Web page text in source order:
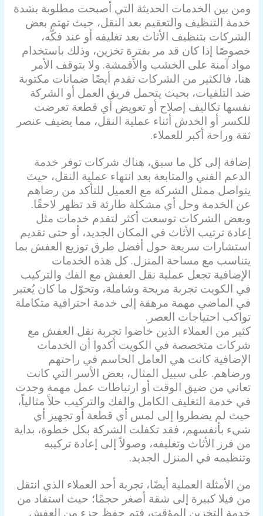
ومن بين الخدمات الحديثة التي أصبحت مطلوبة بشدة
خدمة التنظيف والتعقيم بعد النقل، حيث تهتم بعض
الشركات بتنظيف الأثاث بعد تغليفه أو عند فكّه،
خصوصًا إذا كان قد مر بفترة تخزين، وذلك باستخدام
مواد آمنة على الخشب والأقمشة. ولا يتوقف الأمر
هنا، فالكثير من الشركات تقدم أيضًا ضمانات مكتوبة
ضد التلفيات، بحيث يتحمل فريق العمل أو الشركة
نفسها تكاليف إصلاح أو تعويض أي قطعة تعرضت
للكسر أو الخدش أثناء عملية النقل، مما يضيف عنصر
ثقة وراحة أكبر للعملاء.
إضافة إلى كل ما سبق، هناك شركات توفر خدمة
الدعم الفني والمتابعة بعد انتهاء عملية النقل، حيث
يتواصل ممثل الشركة مع العميل للتأكد من رضاهم
عن الخدمة وحل أي مشكلة طارئة قد تظهر لاحقًا.
وبعض الشركات توسعت أكثر لتقدم خدمات مثل
إعادة ترتيب الأثاث في المكان الجديد، أو حتى تقديم
استشارات سريعة حول أفضل طرق توزيع العفش بما
يتناسب مع مساحة المنزل. كل هذه الخدمات
الإضافية تجعل عملية نقل العفش مع الفك والتركيب
في الكويت تجربة مريحة وشاملة، وتحوّل ما كان يُعتبر
في الماضي مهمة مرهقة إلى خدمة احترافية متكاملة
تواكب احتياجات العصر.
كثير من العملاء الذين خاضوا تجربة نقل العفش مع
شركات متخصصة في الكويت أكدوا أن الخدمات
الإضافية كانت هي العامل الحاسم في راحتهم
ورضاهم. على سبيل المثال، بعض الأسر التي كانت
تعاني من ضيق الوقت أو ارتباطات عمل مهمة وجدت
في خدمة التغليف الكامل والفك والتركيب حلاً مثالياً،
حيث لم يضطروا إلى لمس أي قطعة أو تجهيز أي
شيء بأنفسهم، فقد تكفلت الشركة بكل خطوة، بداية
من فرز الأثاث وتغليفه، وصولاً إلى إعادة تركيبه
وتنظيمه في المنزل الجديد.
من الأمثلة العملية أيضًا، تجربة أحد العملاء الذي انتقل
من فيلا كبيرة إلى شقة أصغر حجمًا؛ حيث استفاد من
خدمة التخزين المؤقت، فتم حفظ جزء من العفش